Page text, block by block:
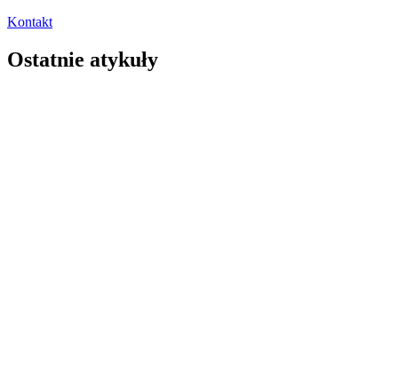
Kontakt
Ostatnie atykuły